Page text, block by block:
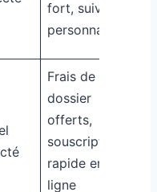
fort, suivi
personnalisé
Frais de
dossier
offerts,
souscription
rapide en
ligne